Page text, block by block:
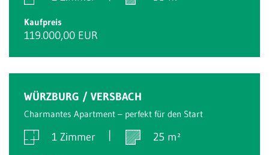
Kaufpreis
119.000,00 EUR
WÜRZBURG / VERSBACH
Charmantes Apartment – perfekt für den Start
1 Zimmer 25 m²